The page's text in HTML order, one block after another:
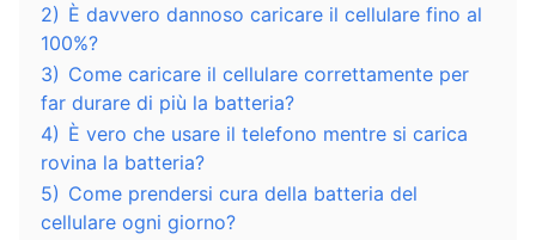
2) È davvero dannoso caricare il cellulare fino al
100%?
3) Come caricare il cellulare correttamente per
far durare di più la batteria?
4) È vero che usare il telefono mentre si carica
rovina la batteria?
5) Come prendersi cura della batteria del
cellulare ogni giorno?